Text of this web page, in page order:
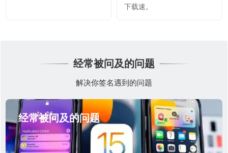
下载速。
经常被问及的问题
解决你签名遇到的问题
经常被问及的问题